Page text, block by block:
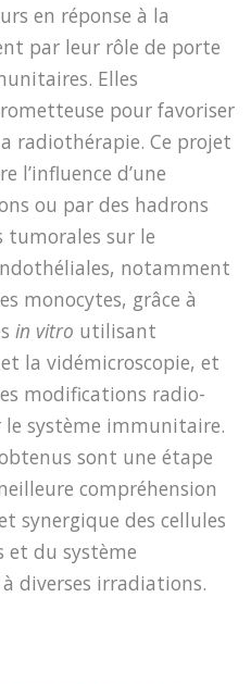
en réponse à la
par leur rôle de porte
Elles
pour favoriser
radiothérapie. Ce projet
l’influence d’une
ou par des hadrons
tumorales sur le
notamment
monocytes, grâce à
in vitro utilisant
la vidémicroscopie, et
modifications radio-
système immunitaire.
sont une étape
compréhension
synergique des cellules
et du système
diverses irradiations.